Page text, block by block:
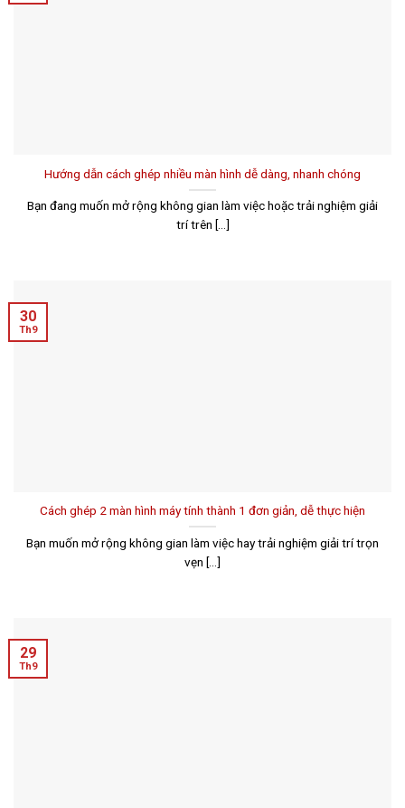
Hướng dẫn cách ghép nhiều màn hình dễ dàng, nhanh chóng
Bạn đang muốn mở rộng không gian làm việc hoặc trải nghiệm giải
trí trên [...]
Cách ghép 2 màn hình máy tính thành 1 đơn giản, dễ thực hiện
Bạn muốn mở rộng không gian làm việc hay trải nghiệm giải trí trọn
vẹn [...]
30
Th9
29
Th9